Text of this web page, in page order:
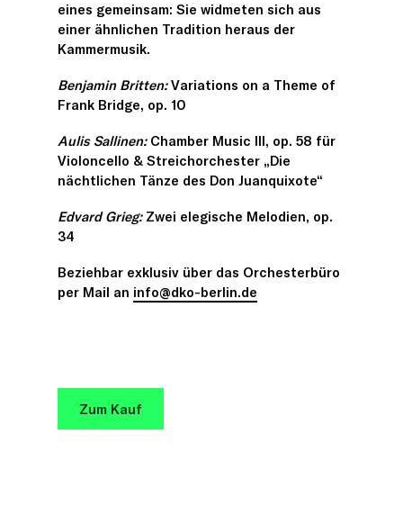
eines gemeinsam: Sie widmeten sich aus
einer ähnlichen Tradition heraus der
Kammermusik.
Benjamin Britten:Variations on a Theme of
Frank Bridge, op. 10
Aulis Sallinen: Chamber Music III, op. 58 für
Violoncello & Streichorchester „Die
nächtlichen Tänze des Don Juanquixote“
Edvard Grieg:Zwei elegische Melodien, op.
34
Beziehbar exklusiv über das Orchesterbüro
per Mail an info@dko-berlin.de
Zum Kauf